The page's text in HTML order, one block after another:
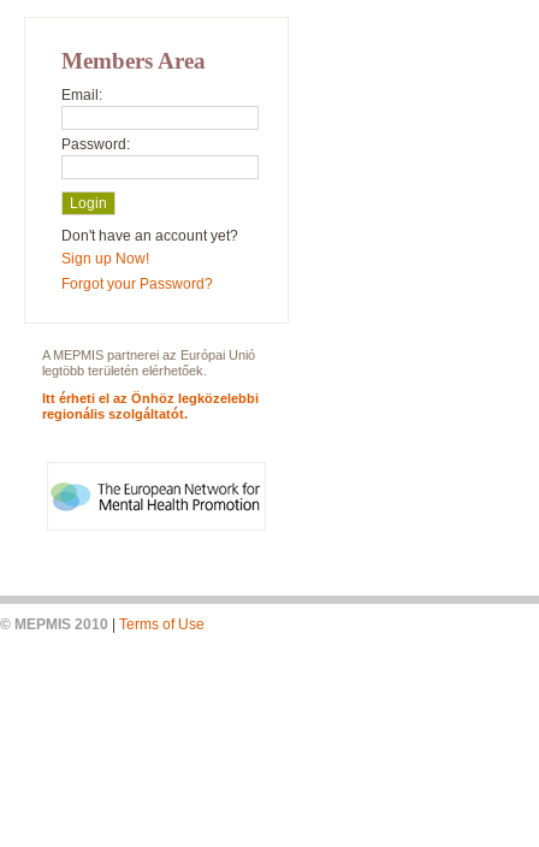
Members Area
Email:
Password:
Don't have an account yet?
Sign up Now!
Forgot your Password?
A MEPMIS partnerei az Európai Unió
legtöbb területén elérhetőek.
Itt érheti el az Önhöz legközelebbi
regionális szolgáltatót.
© MEPMIS 2010 Terms of Use